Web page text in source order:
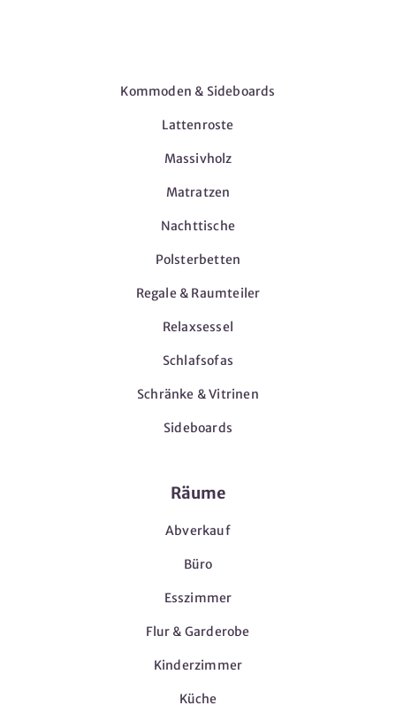
Kommoden & Sideboards
Lattenroste
Massivholz
Matratzen
Nachttische
Polsterbetten
Regale & Raumteiler
Relaxsessel
Schlafsofas
Schränke & Vitrinen
Sideboards
Räume
Abverkauf
Büro
Esszimmer
Flur & Garderobe
Kinderzimmer
Küche